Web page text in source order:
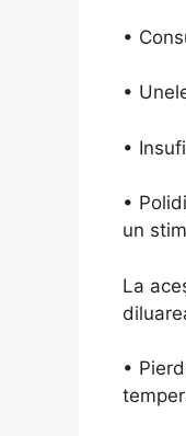
•
•
•
•
un
La
•